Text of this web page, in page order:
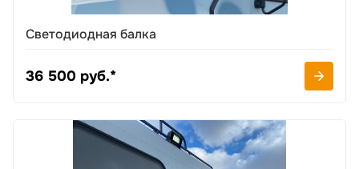
Светодиодная балка
36 500 руб.*